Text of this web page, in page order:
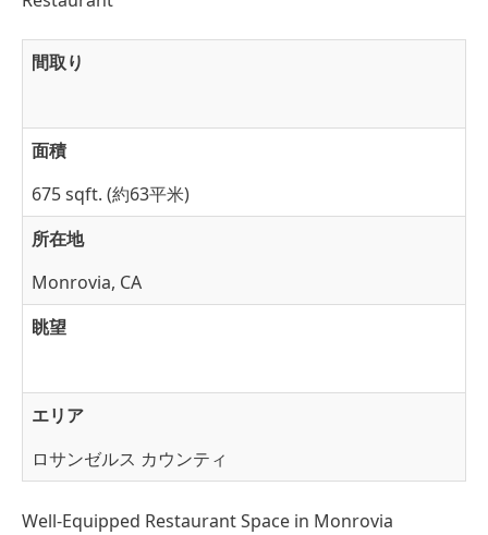
間取り
面積
675 sqft. (約63平米)
所在地
Monrovia, CA
眺望
エリア
ロサンゼルス カウンティ
Well-Equipped Restaurant Space in Monrovia